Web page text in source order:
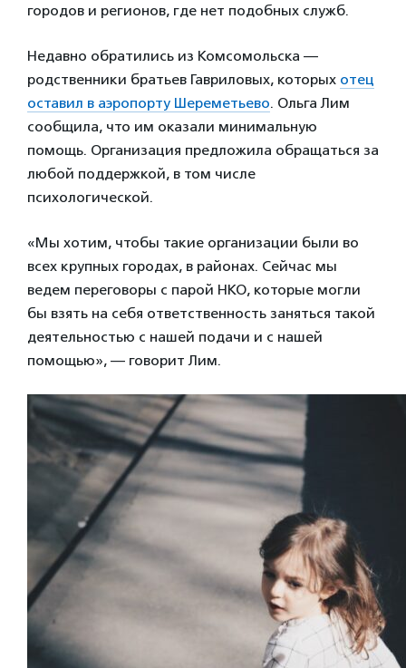
городов и регионов, где нет подобных служб.
Недавно обратились из Комсомольска —
родственники братьев Гавриловых, которых отец
оставил в аэропорту Шереметьево. Ольга Лим
сообщила, что им оказали минимальную
помощь. Организация предложила обращаться за
любой поддержкой, в том числе
психологической.
«Мы хотим, чтобы такие организации были во
всех крупных городах, в районах. Сейчас мы
ведем переговоры с парой НКО, которые могли
бы взять на себя ответственность заняться такой
деятельностью с нашей подачи и с нашей
помощью», — говорит Лим.